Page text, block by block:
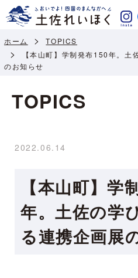
ホーム
TOPICS
【本山町】学制発布150年。土
のお知らせ
TOPICS
2022.06.14
【本山町】学
年。土佐の学
る連携企画展